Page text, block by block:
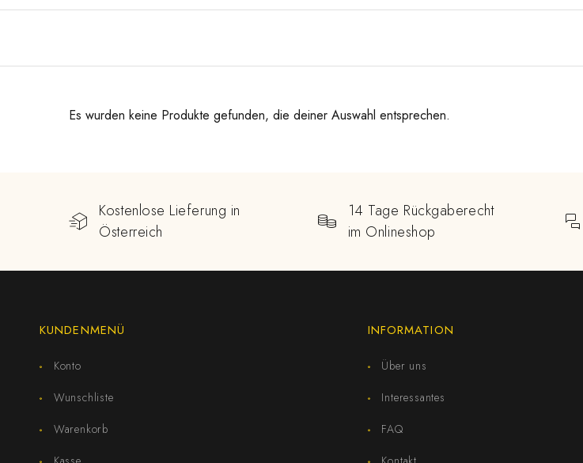
Es wurden keine Produkte gefunden, die deiner Auswahl entsprechen.
Kostenlose Lieferung in
Österreich
14 Tage Rückgaberecht
im Onlineshop
KUNDENMENÜ
Konto
Wunschliste
Warenkorb
INFORMATION
Über uns
Interessantes
FAQ